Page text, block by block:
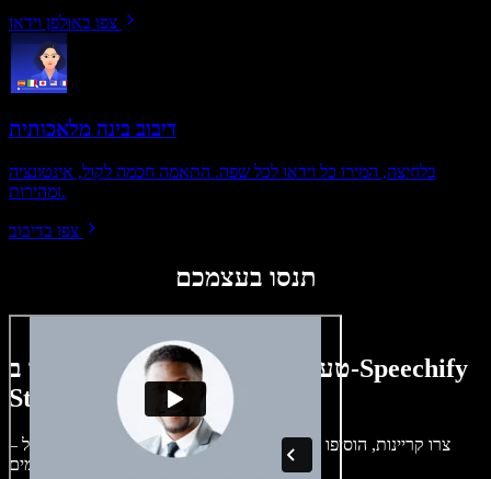
צפו באולפן וידאו
דיבוב בינה מלאכותית
בלחיצה, המירו כל וידאו לכל שפה. התאמה חכמה לקול, אינטונציה
ומהירות.
צפו בדיבוב
תנסו בעצמכם
טעימה קטנה ממה שתוכלו ליצור ב-Speechify
Studio.
צרו קריינות, הוסיפו תמונות ללא זכויות, אודיו, סרטונים ושיבוט קול –